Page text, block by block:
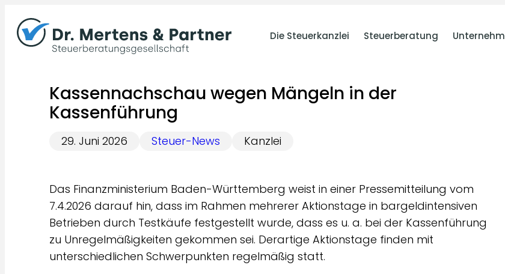
Inhalt
springen
Die Steuerkanzlei Steuerberatung
Kassennachschau wegen Mängeln in der
Kassenführung
29. Juni 2026 Steuer-News Kanzlei
Das Finanzministerium Baden-Württemberg weist in einer Pressemitteilung vom
7.4.2026 darauf hin, dass im Rahmen mehrerer Aktionstage in bargeldintensiven
Betrieben durch Testkäufe festgestellt wurde, dass es u. a. bei der Kassenführung
zu Unregelmäßigkeiten gekommen sei. Derartige Aktionstage finden mit
unterschiedlichen Schwerpunkten regelmäßig statt.